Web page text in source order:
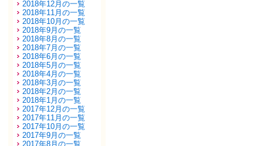
2018年12月の一覧
2018年11月の一覧
2018年10月の一覧
2018年9月の一覧
2018年8月の一覧
2018年7月の一覧
2018年6月の一覧
2018年5月の一覧
2018年4月の一覧
2018年3月の一覧
2018年2月の一覧
2018年1月の一覧
2017年12月の一覧
2017年11月の一覧
2017年10月の一覧
2017年9月の一覧
2017年8月の一覧